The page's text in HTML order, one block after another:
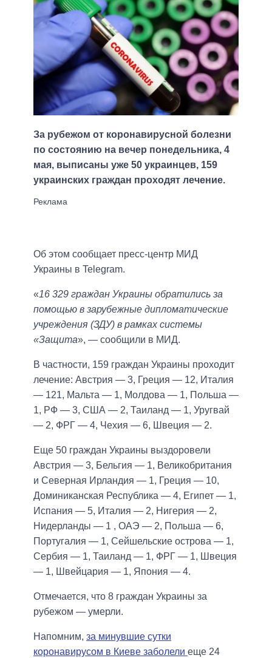
За рубежом от коронавирусной болезни
по состоянию на вечер понедельника, 4
мая, выписаны уже 50 украинцев, 159
украинских граждан проходят лечение.
Об этом сообщает пресс-центр МИД
Украины в Telegram.
«16 329 граждан Украины обратились за
помощью в зарубежные дипломатические
учреждения (ЗДУ) в рамках системы
«Защита», — сообщили в МИД.
В частности, 159 граждан Украины проходит
лечение: Австрия — 3, Греция — 12, Италия
— 121, Мальта — 1, Молдова — 1, Польша —
1, РФ — 3, США — 2, Таиланд — 1, Уругвай
— 2, ФРГ — 4, Чехия — 6, Швеция — 2.
Еще 50 граждан Украины выздоровели
Австрия — 3, Бельгия — 1, Великобритания
и Северная Ирландия — 1, Греция — 10,
Доминиканская Республика — 4, Египет — 1,
Испания — 5, Италия — 2, Нигерия — 2,
Нидерланды — 1 , ОАЭ — 2, Польша — 6,
Португалия — 1, Сейшельские острова — 1,
Сербия — 1, Таиланд — 1, ФРГ — 1, Швеция
— 1, Швейцария — 1, Япония — 4.
Отмечается, что 8 граждан Украины за
рубежом — умерли.
Напомним, за минувшие сутки
коронавирусом в Киеве заболели еще 24